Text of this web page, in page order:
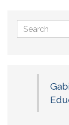
Search
form